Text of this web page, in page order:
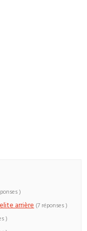
)
arrière (7 réponses )
)